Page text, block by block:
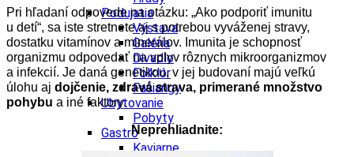
Podujatia
Výstava
Galéria
Divadlo
Folklór
Fašiangy
Ubytovanie
Pobyty
Gastro
Kaviarne
Pri hľadaní odpovede na otázku: „Ako podporiť imunitu
u detí“, sa iste stretnete aj s potrebou vyváženej stravy,
dostatku vitamínov a minerálov. Imunita je schopnosť
organizmu odpovedať na vplyv rôznych mikroorganizmov
a infekcií. Je daná genetikou, v jej budovaní majú veľkú
úlohu aj dojčenie, zdravá strava, primerané množstvo
pohybu a iné faktory.
Neprehliadnite: